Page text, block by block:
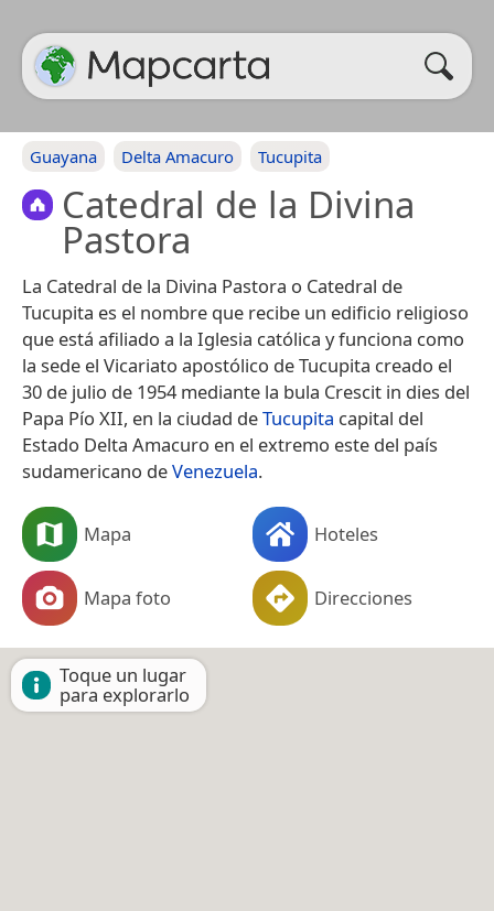
Guayana Delta Amacuro Tucupita
Catedral de la Divina
Pastora
La Catedral de la Divina Pastora​ o Catedral de
Tucupita​ es el nombre que recibe un edificio religioso
que está afiliado a la Iglesia católica y funciona como
la sede el Vicariato apostólico de Tucupita creado el
30 de julio de 1954 mediante la bula Crescit in dies del
Papa Pío XII, en la ciudad deTucupita ​ capital del
Estado Delta Amacuro en el extremo este del país
sudamericano deVenezuela.
Mapa Hoteles
Mapa foto Direcciones
Toque un lugar
para explorarlo